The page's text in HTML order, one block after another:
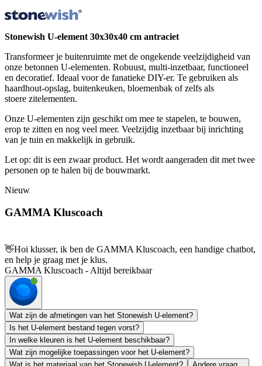
Stonewish U-element 30x30x40 cm antraciet
Transformeer je buitenruimte met de ongekende veelzijdigheid van
onze betonnen U-elementen. Robuust, multi-inzetbaar, functioneel
en decoratief. Ideaal voor de fanatieke DIY-er. Te gebruiken als
haardhout-opslag, buitenkeuken, bloemenbak of zelfs als
stoere zitelementen.
Onze U-elementen zijn geschikt om mee te stapelen, te bouwen,
erop te zitten en nog veel meer. Veelzijdig inzetbaar bij inrichting
van je tuin en makkelijk in gebruik.
Let op: dit is een zwaar product. Het wordt aangeraden dit met twee
personen op te halen bij de bouwmarkt.
Nieuw
GAMMA Kluscoach
👋Hoi klusser, ik ben de GAMMA Kluscoach, een handige chatbot,
en help je graag met je klus.
GAMMA Kluscoach - Altijd bereikbaar
Wat zijn de afmetingen van het Stonewish U-element?
Is het U-element bestand tegen vorst?
In welke kleuren is het U-element beschikbaar?
Wat zijn mogelijke toepassingen voor het U-element?